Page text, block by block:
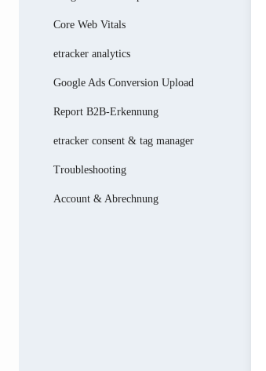
Core Web Vitals
etracker analytics
Google Ads Conversion Upload
Report B2B-Erkennung
etracker consent & tag manager
Troubleshooting
Account & Abrechnung